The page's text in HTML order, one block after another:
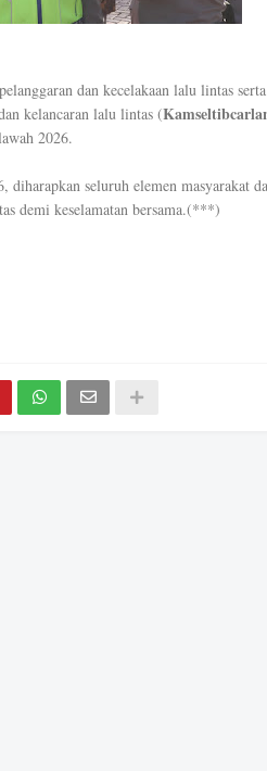
dan kecelakaan lalu lintas
kelancaran lalu lintas (
2026.
diharapkan seluruh elemen masyarakat
demi keselamatan bersama.(***)